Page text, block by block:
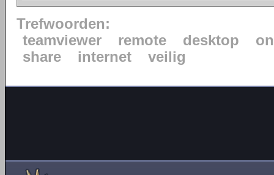
Trefwoorden:
teamviewer
remote desktop
share
internet veilig